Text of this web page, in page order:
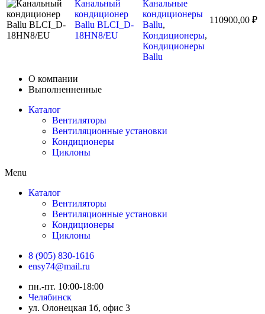
Канальный
кондиционер
Ballu BLCI_D-
18HN8/EU
Канальные
кондиционеры
Ballu,
Кондиционеры,
Кондиционеры
Ballu
110900,00 ₽
О компании
Выполненненные
Каталог
Вентиляторы
Вентиляционные установки
Кондиционеры
Циклоны
Menu
Каталог
Вентиляторы
Вентиляционные установки
Кондиционеры
Циклоны
8 (905) 830-1616
ensy74@mail.ru
пн.-пт. 10:00-18:00
Челябинск
ул. Олонецкая 1б, офис 3